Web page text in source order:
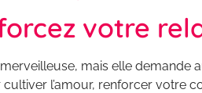
votre
mais elle demande
l’amour, renforcer votre